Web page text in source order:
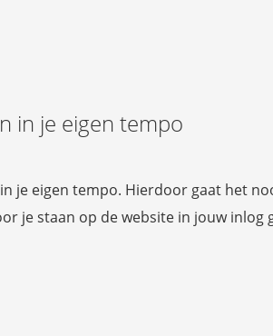
in je eigen tempo
eigen tempo. Hierdoor gaat het
je staan op de website in jouw inlog